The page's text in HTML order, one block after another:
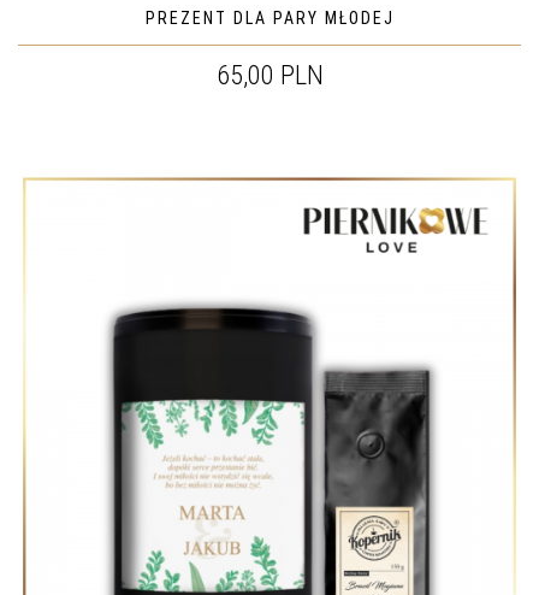
PREZENT DLA PARY MŁODEJ
65,00 PLN